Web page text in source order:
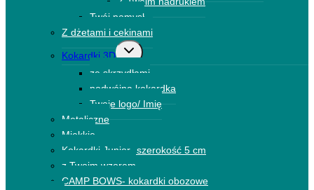
Twój pomysł
Z dżetami i cekinami
Kokardki 3D Przełącz
menu
ze skrzydłami
podwójna kokardka
Twoje logo/ Imię
Metaliczne
Miękkie
Kokardki Junior- szerokość 5 cm
z Twoim wzorem
CAMP BOWS- kokardki obozowe